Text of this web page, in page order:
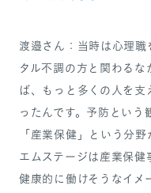
渡邉さん：当時は心理
タル不調の方と関わる
ば、もっと多くの人を
ったんです。予防という
「産業保健」という分
エムステージは産業保健
健康的に働けそうなイメ